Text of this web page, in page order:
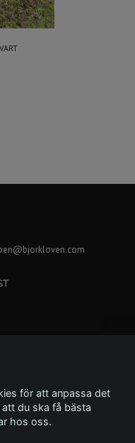
för att anpassa det
du ska få bästa
hos oss.